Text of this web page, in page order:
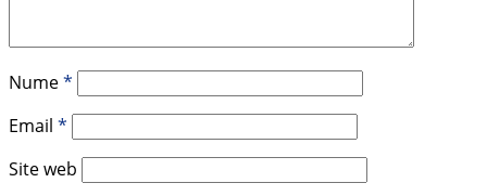
Nume*
Email *
Site web